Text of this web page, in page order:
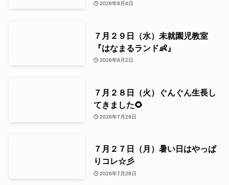
2026年8月4日
７月２９日（水）未就園児教室
『はなまるランド👶』
2026年8月2日
７月２８日（火）ぐんぐん生長し
てきました🌻
2026年7月29日
７月２７日（月）暑い日はやっぱ
りコレ☆彡
2026年7月28日